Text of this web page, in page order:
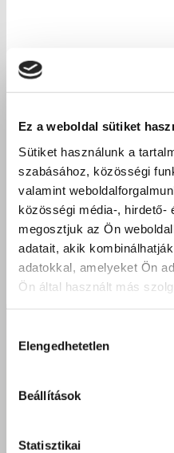
Ez a weboldal sütiket
Sütiket használunk a
szabásához, közösségi
valamint
közösségi média-, hirdető-
megosztjuk az Ön
adatait, akik
adatokkal, amelyeket Ön
Ön által használt más
kiválasztása
Elengedhetetlen
Beállítások
Statisztikai